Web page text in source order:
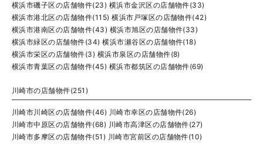
横浜市磯子区の店舗物件(23) 横浜市金沢区の店舗物件(33)
横浜市港北区の店舗物件(115) 横浜市戸塚区の店舗物件(42)
横浜市港南区の店舗物件(43) 横浜市旭区の店舗物件(33)
横浜市緑区の店舗物件(34) 横浜市瀬谷区の店舗物件(18)
横浜市栄区の店舗物件(3) 横浜市泉区の店舗物件(8)
横浜市青葉区の店舗物件(45) 横浜市都筑区の店舗物件(69)
川崎市の店舗物件(251)
川崎市川崎区の店舗物件(46) 川崎市幸区の店舗物件(26)
川崎市中原区の店舗物件(68) 川崎市高津区の店舗物件(27)
川崎市多摩区の店舗物件(51) 川崎市宮前区の店舗物件(10)